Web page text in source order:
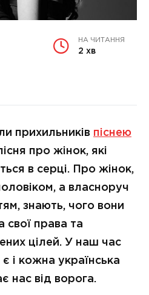
НА ЧИТАННЯ
2 хв
прихильників піснею
про жінок, які
в серці. Про жінок,
а власноруч
знають, чого вони
свої права та
цілей. У наш час
і кожна українська
нас від ворога.